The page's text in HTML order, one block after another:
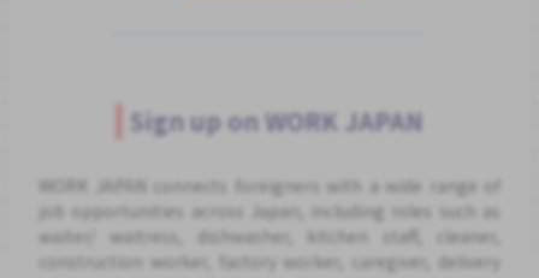
Sign up on WORK JAPAN
WORK JAPAN connects foreigners with a wide range of
job opportunities across Japan, including roles such as
waiter/ waitress, dishwasher, kitchen staff, cleaner,
construction worker, factory worker, caregiver, delivery